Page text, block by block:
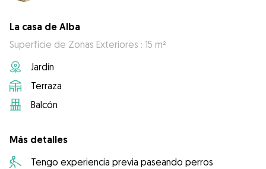
La casa de Alba
Superficie de Zonas Exteriores : 15 m²
Jardín
Terraza
Balcón
Más detalles
Tengo experiencia previa paseando perros